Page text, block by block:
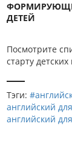
ДЕТЕЙ
Посмотрите
старту детских
Тэги:
английский
английский